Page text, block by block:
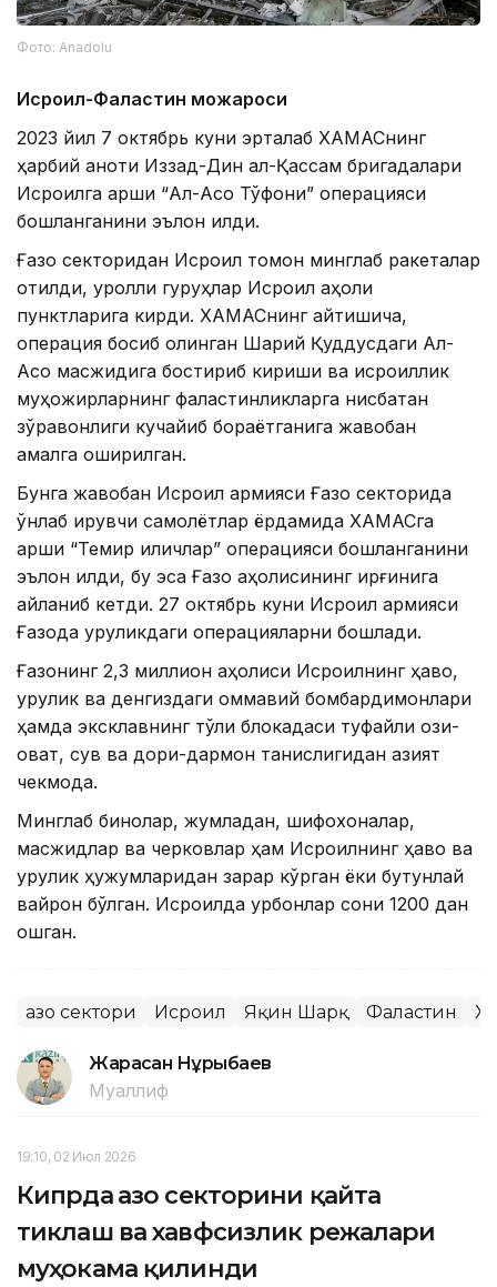
Фото: Anadolu
Исроил-Фаластин можароси
2023 йил 7 октябрь куни эрталаб ХАМАСнинг
ҳарбий қаноти Иззад-Дин ал-Қассам бригадалари
Исроилга қарши “Ал-Ақсо Тўфони” операцияси
бошланганини эълон қилди.
Ғазо секторидан Исроил томон минглаб ракеталар
отилди, қуролли гуруҳлар Исроил аҳоли
пунктларига кирди. ХАМАСнинг айтишича,
операция босиб олинган Шарқий Қуддусдаги Ал-
Ақсо масжидига бостириб кириши ва исроиллик
муҳожирларнинг фаластинликларга нисбатан
зўравонлиги кучайиб бораётганига жавобан
амалга оширилган.
Бунга жавобан Исроил армияси Ғазо секторида
ўнлаб қирувчи самолётлар ёрдамида ХАМАСга
қарши “Темир қиличлар” операцияси бошланганини
эълон қилди, бу эса Ғазо аҳолисининг қирғинига
айланиб кетди. 27 октябрь куни Исроил армияси
Ғазода қуруқликдаги операцияларни бошлади.
Ғазонинг 2,3 миллион аҳолиси Исроилнинг ҳаво,
қуруқлик ва денгиздаги оммавий бомбардимонлари
ҳамда эксклавнинг тўлиқ блокадаси туфайли озиқ-
овқат, сув ва дори-дармон танқислигидан азият
чекмоқда.
Минглаб бинолар, жумладан, шифохоналар,
масжидлар ва черковлар ҳам Исроилнинг ҳаво ва
қуруқлик ҳужумларидан зарар кўрган ёки бутунлай
вайрон бўлган. Исроилда қурбонлар сони 1200 дан
ошган.
Ғазо сектори Исроил Яқин Шарқ Фаластин
Жарасқан Нұрыбаев
Муаллиф
19:10, 02 Июл 2026
Кипрда Ғазо секторини қайта
тиклаш ва хавфсизлик режалари
муҳокама қилинди